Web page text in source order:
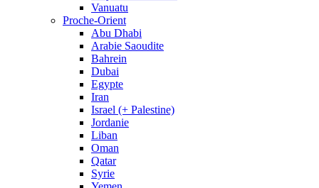
Vanuatu
Proche-Orient
Abu Dhabi
Arabie Saoudite
Bahrein
Dubai
Egypte
Iran
Israel (+ Palestine)
Jordanie
Liban
Oman
Qatar
Syrie